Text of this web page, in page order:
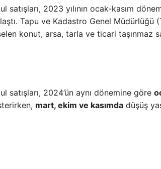
2023 yılının ocak-kasım
Tapu ve Kadastro Genel Müdürlüğü
konut, arsa, tarla ve ticari taşınmaz
satışları, 2024’ün aynı dönemine göre
mart, ekim ve kasımda düşüş